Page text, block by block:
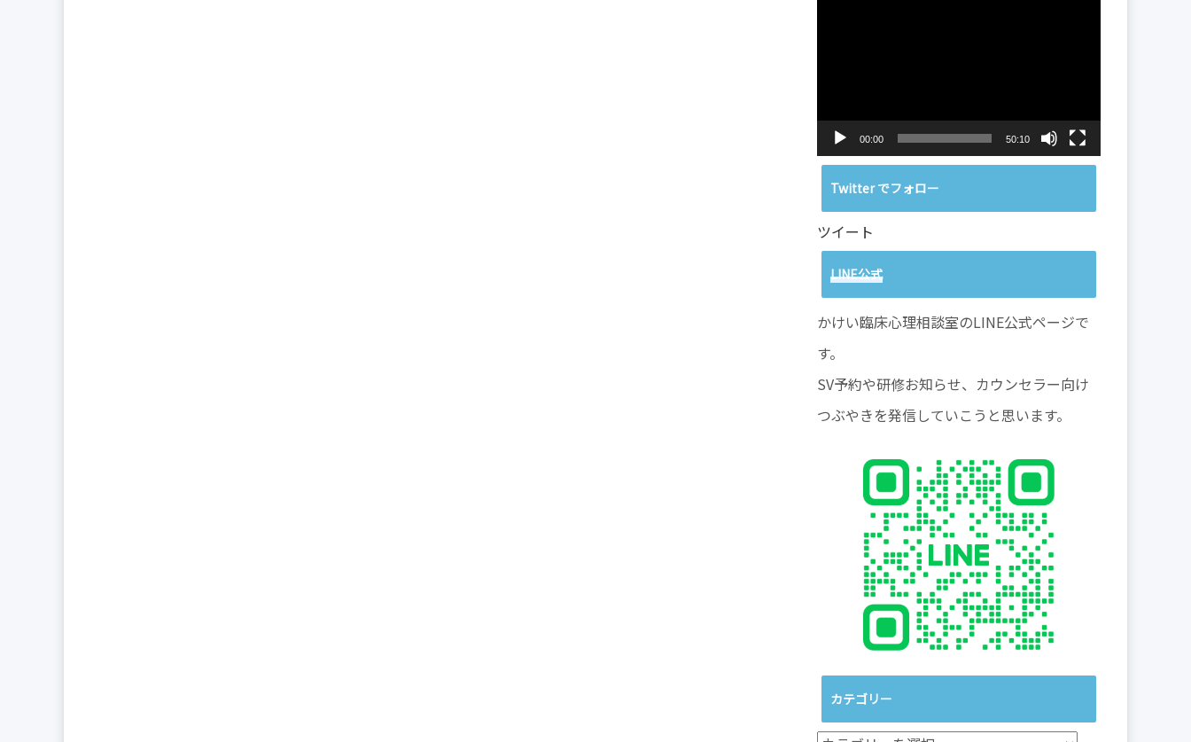
00:00 50:10
Twitter でフォロー
ツイート
LINE公式
かけい臨床心理相談室のLINE公式ページで
す。
SV予約や研修お知らせ、カウンセラー向け
つぶやきを発信していこうと思います。
カテゴリー